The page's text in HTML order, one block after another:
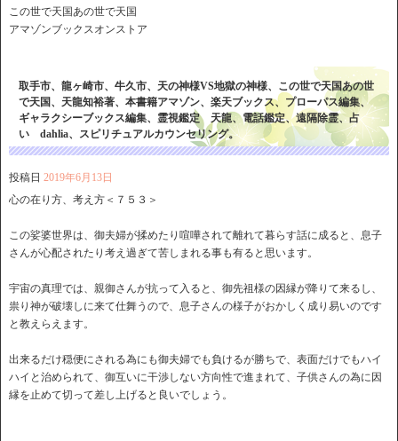
この世で天国あの世で天国
アマゾンブックスオンストア
取手市、龍ヶ崎市、牛久市、天の神様VS地獄の神様、この世で天国あの世
で天国、天龍知裕著、本書籍アマゾン、楽天ブックス、プローパス編集、
ギャラクシーブックス編集、霊視鑑定 天龍、電話鑑定、遠隔除霊、占
い dahlia、スピリチュアルカウンセリング。
投稿日 2019年6月13日
心の在り方、考え方＜７５３＞
この娑婆世界は、御夫婦が揉めたり喧嘩されて離れて暮らす話に成ると、息子
さんが心配されたり考え過ぎて苦しまれる事も有ると思います。
宇宙の真理では、親御さんが抗って入ると、御先祖様の因縁が降りて来るし、
祟り神が破壊しに来て仕舞うので、息子さんの様子がおかしく成り易いのです
と教えらえます。
出来るだけ穏便にされる為にも御夫婦でも負けるが勝ちで、表面だけでもハイ
ハイと治められて、御互いに干渉しない方向性で進まれて、子供さんの為に因
縁を止めて切って差し上げると良いでしょう。